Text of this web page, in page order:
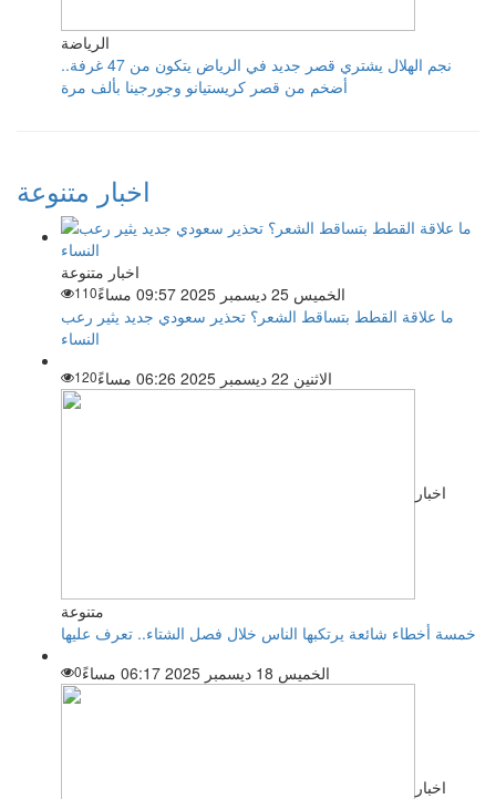
الرياضة
نجم الهلال يشتري قصر جديد في الرياض يتكون من 47 غرفة..
أضخم من قصر كريستيانو وجورجينا بألف مرة
اخبار متنوعة
اخبار متنوعة
الخميس 25 ديسمبر 2025 09:57 مساءً
110
ما علاقة القطط بتساقط الشعر؟ تحذير سعودي جديد يثير رعب
النساء
الاثنين 22 ديسمبر 2025 06:26 مساءً
120
اخبار
متنوعة
خمسة أخطاء شائعة يرتكبها الناس خلال فصل الشتاء.. تعرف عليها
الخميس 18 ديسمبر 2025 06:17 مساءً
0
اخبار